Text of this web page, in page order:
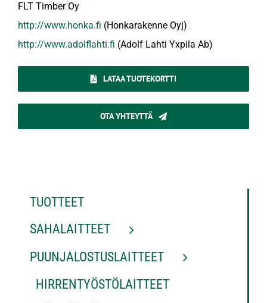
FLT Timber Oy
http://www.honka.fi (Honkarakenne Oyj)
http://www.adolflahti.fi (Adolf Lahti Yxpila Ab)
LATAA TUOTEKORTTI
OTA YHTEYTTÄ
TUOTTEET
SAHALAITTEET
PUUNJALOSTUSLAITTEET
HIRRENTYÖSTÖLAITTEET